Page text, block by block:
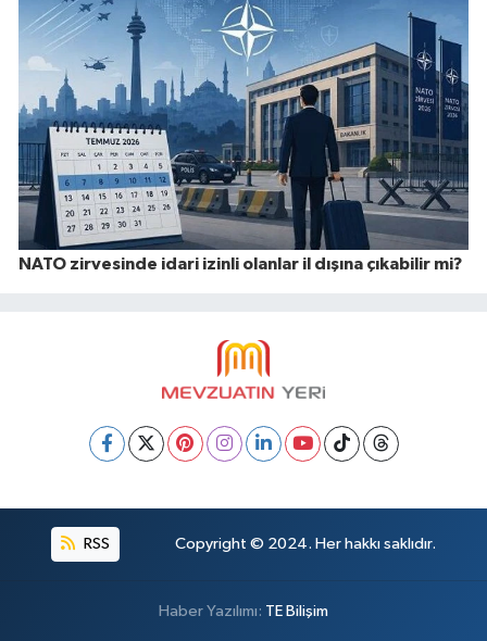
NATO zirvesinde idari izinli olanlar il dışına çıkabilir mi?
RSS Copyright © 2024. Her hakkı saklıdır.
Haber Yazılımı: TE Bilişim